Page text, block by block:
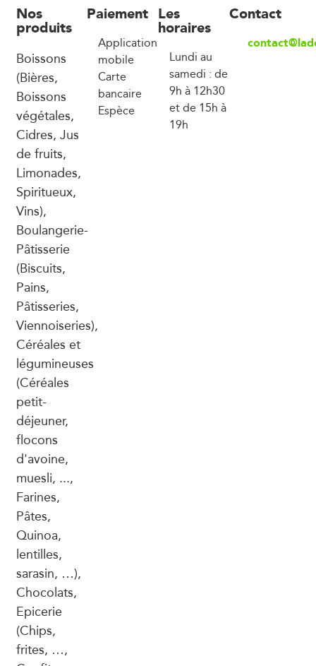
Nos
produits
Boissons
(Bières,
Boissons
végétales,
Cidres, Jus
de fruits,
Limonades,
Spiritueux,
Vins),
Boulangerie-
Pâtisserie
(Biscuits,
Pains,
Pâtisseries,
Viennoiseries),
Céréales et
légumineuses
(Céréales
petit-
déjeuner,
flocons
d'avoine,
muesli, ...,
Farines,
Pâtes,
Quinoa,
lentilles,
sarasin, …),
Chocolats,
Epicerie
(Chips,
frites, …,
Paiement
Application
mobile
Carte
bancaire
Espèce
Les
horaires
Lundi au
samedi : de
9h à 12h30
et de 15h à
19h
Contact